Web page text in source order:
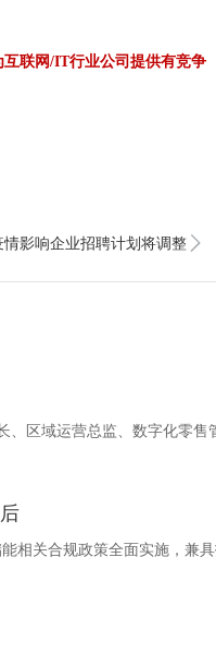
联网/IT行业公司提供有竞争
影响企业招聘计划将调整
区域运营总监、数字化零
关合规政策全面实施，兼